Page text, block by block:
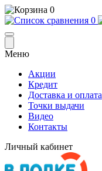
0
0
Меню
Акции
Кредит
Доставка и оплата
Точки выдачи
Видео
Контакты
Личный кабинет